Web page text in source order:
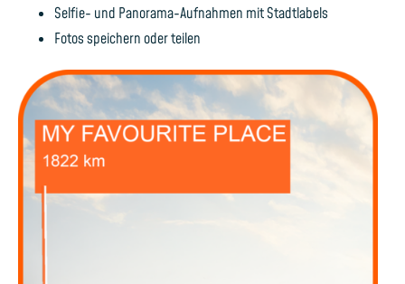
Selfie- und Panorama-Aufnahmen mit Stadtlabels
Fotos speichern oder teilen